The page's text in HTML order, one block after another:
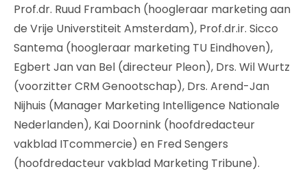
Prof.dr. Ruud Frambach (hoogleraar marketing aan
de Vrije Universtiteit Amsterdam), Prof.dr.ir. Sicco
Santema (hoogleraar marketing TU Eindhoven),
Egbert Jan van Bel (directeur Pleon), Drs. Wil Wurtz
(voorzitter CRM Genootschap), Drs. Arend-Jan
Nijhuis (Manager Marketing Intelligence Nationale
Nederlanden), Kai Doornink (hoofdredacteur
vakblad ITcommercie) en Fred Sengers
(hoofdredacteur vakblad Marketing Tribune).